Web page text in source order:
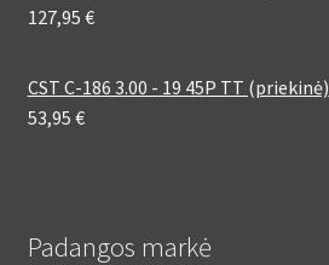
127,95 €
CST C-186 3.00 - 19 45P TT (priekinė)
53,95 €
Padangos markė